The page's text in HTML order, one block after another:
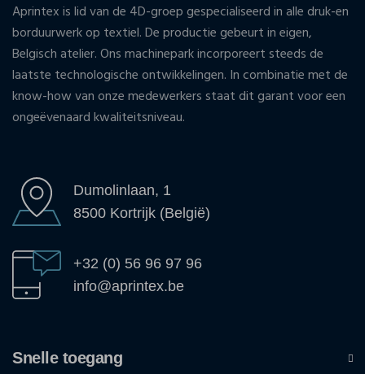
Aprintex is lid van de 4D-groep gespecialiseerd in alle druk-en
borduurwerk op textiel. De productie gebeurt in eigen,
Belgisch atelier. Ons machinepark incorporeert steeds de
laatste technologische ontwikkelingen. In combinatie met de
know-how van onze medewerkers staat dit garant voor een
ongeëvenaard kwaliteitsniveau.
Dumolinlaan, 1
8500 Kortrijk (België)
+32 (0) 56 96 97 96
info@aprintex.be
Snelle toegang